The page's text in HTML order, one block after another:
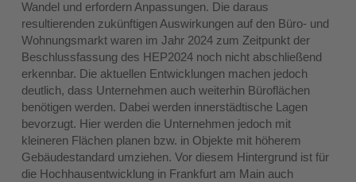
Wandel und erfordern Anpassungen. Die daraus
resultierenden zukünftigen Auswirkungen auf den Büro- und
Wohnungsmarkt waren im Jahr 2024 zum Zeitpunkt der
Beschlussfassung des HEP2024 noch nicht abschließend
erkennbar. Die aktuellen Entwicklungen machen jedoch
deutlich, dass Unternehmen auch weiterhin Büroflächen
benötigen werden. Dabei werden innerstädtische Lagen
bevorzugt. Hier werden die Unternehmen jedoch mit
kleineren Flächen planen bzw. in Objekte mit höherem
Gebäudestandard umziehen. Vor diesem Hintergrund ist für
die Hochhausentwicklung in Frankfurt am Main auch